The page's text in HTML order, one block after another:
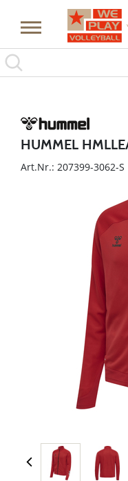
HUMMEL
Art.Nr.: 207399-3062-S